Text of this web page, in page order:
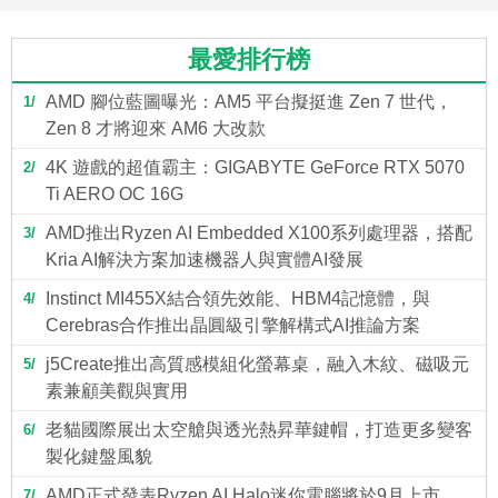
最愛排行榜
1
AMD 腳位藍圖曝光：AM5 平台擬挺進 Zen 7 世代，
Zen 8 才將迎來 AM6 大改款
2
4K 遊戲的超值霸主：GIGABYTE GeForce RTX 5070
Ti AERO OC 16G
3
AMD推出Ryzen AI Embedded X100系列處理器，搭配
Kria AI解決方案加速機器人與實體AI發展
4
Instinct MI455X結合領先效能、HBM4記憶體，與
Cerebras合作推出晶圓級引擎解構式AI推論方案
5
j5Create推出高質感模組化螢幕桌，融入木紋、磁吸元
素兼顧美觀與實用
6
老貓國際展出太空艙與透光熱昇華鍵帽，打造更多變客
製化鍵盤風貌